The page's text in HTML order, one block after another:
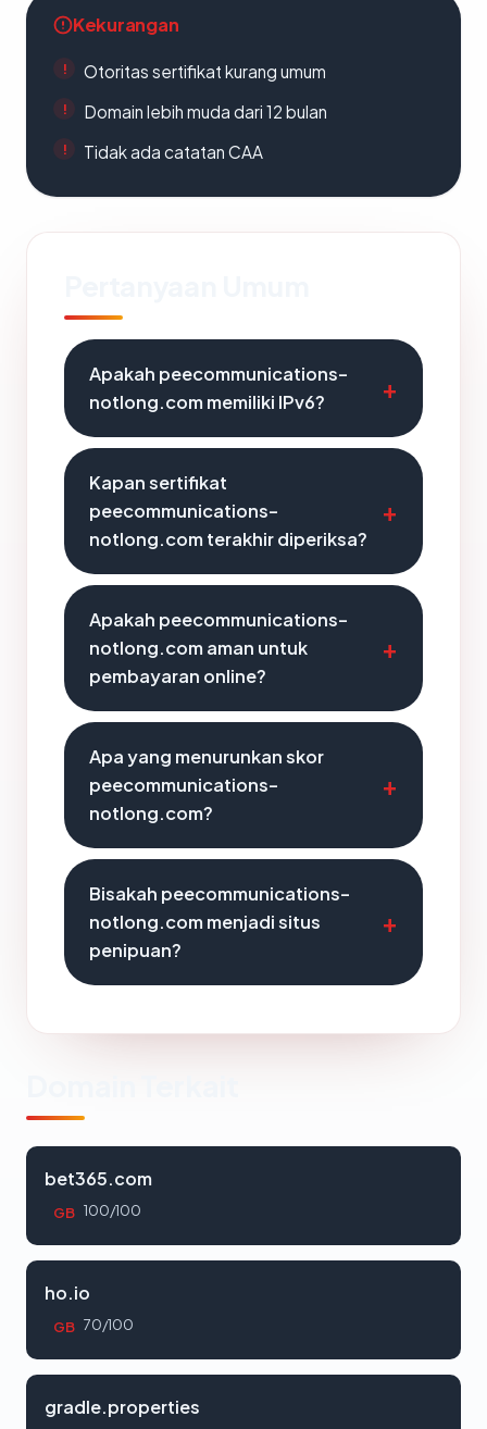
Kekurangan
Otoritas sertifikat kurang umum
Domain lebih muda dari 12 bulan
Tidak ada catatan CAA
Apakah peecommunications-
notlong.com memiliki IPv6?
Kapan sertifikat
peecommunications-
notlong.com terakhir diperiksa?
Apakah peecommunications-
notlong.com aman untuk
pembayaran online?
Apa yang menurunkan skor
peecommunications-
notlong.com?
Bisakah peecommunications-
notlong.com menjadi situs
penipuan?
bet365.com
GB 100/100
ho.io
GB 70/100
gradle.properties